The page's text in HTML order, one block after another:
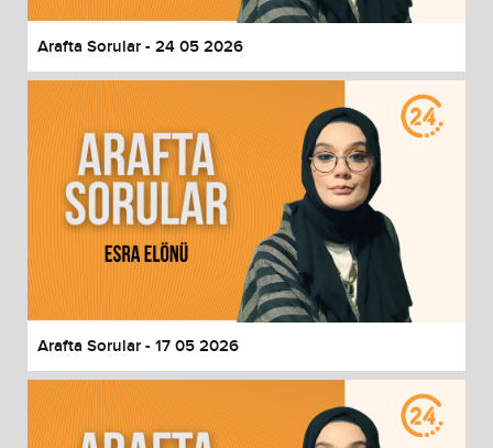
Arafta Sorular - 24 05 2026
Arafta Sorular - 17 05 2026